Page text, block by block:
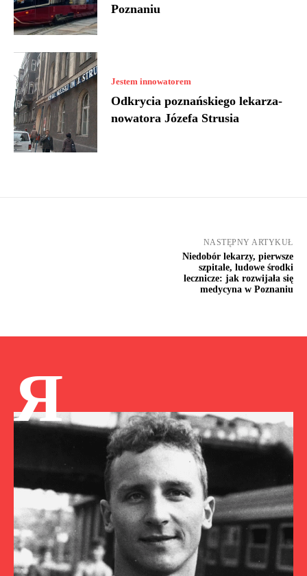
Poznaniu
Jestem innowatorem
Odkrycia poznańskiego lekarza-
nowatora Józefa Strusia
NASTĘPNY ARTYKUŁ
Niedobór lekarzy, pierwsze
szpitale, ludowe środki
lecznicze: jak rozwijała się
medycyna w Poznaniu
Я